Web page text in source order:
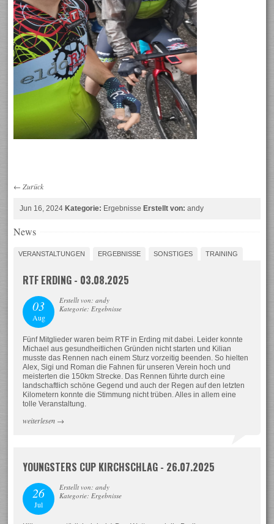
← Zurück
Jun 16, 2024Kategorie: ErgebnisseErstellt von: andy
News
VERANSTALTUNGEN ERGEBNISSE SONSTIGES TRAINING
RTF ERDING - 03.08.2025
03
Aug
Erstellt von: andy
Kategorie: Ergebnisse
Fünf Mitglieder waren beim RTF in Erding mit dabei. Leider konnte
Michael aus gesundheitlichen Gründen nicht starten und Kilian
musste das Rennen nach einem Sturz vorzeitig beenden. So hielten
Alex, Sigi und Roman die Fahnen für unseren Verein hoch und
meisterten die 150km Strecke. Das Rennen führte durch eine
landschaftlich schöne Gegend und auch der Regen auf den letzten
Kilometern konnte die Stimmung nicht trüben. Alles in allem eine
tolle Veranstaltung.
weiterlesen →
YOUNGSTERS CUP KIRCHSCHLAG - 26.07.2025
26
Jul
Erstellt von: andy
Kategorie: Ergebnisse